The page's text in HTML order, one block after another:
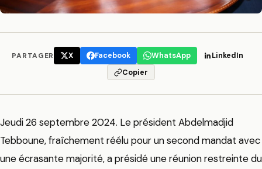
PARTAGER X Facebook WhatsApp
LinkedIn
Copier
Jeudi 26 septembre 2024. Le président Abdelmadjid
Tebboune, fraîchement réélu pour un second mandat avec
une écrasante majorité, a présidé une réunion restreinte du